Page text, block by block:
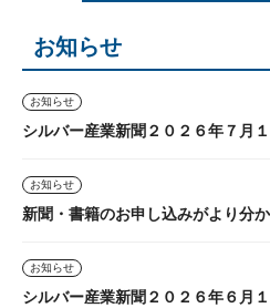
お知らせ
お知らせ
シルバー産業新聞２０２６年７月
お知らせ
新聞・書籍のお申し込みがより分
お知らせ
シルバー産業新聞２０２６年６月